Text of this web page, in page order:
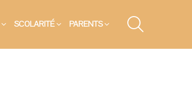
SCOLARITÉ PARENTS